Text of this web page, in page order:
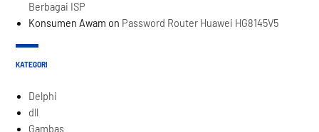
Berbagai ISP
Konsumen Awam on Password Router Huawei HG8145V5
KATEGORI
Delphi
dll
Gambas